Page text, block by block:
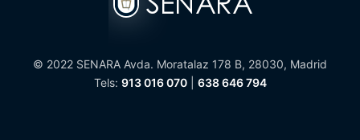
© 2022 SENARA Avda. Moratalaz 178 B, 28030, Madrid
Tels: 913 016 070| 638 646 794